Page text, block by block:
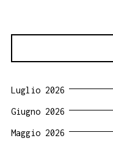
Luglio 2026
Giugno 2026
Maggio 2026